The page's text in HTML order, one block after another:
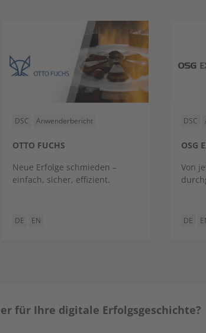
DSC Anwenderbericht
OTTO FUCHS
Neue Erfolge schmieden –
einfach, sicher, effizient.
DE EN
DSC
OSG
Von
DE
für Ihre digitale Erfolgsgeschichte?